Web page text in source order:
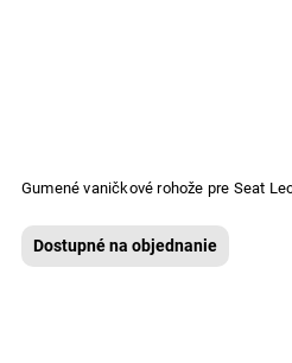
Gumené vaničkové rohože pre Seat
Dostupné na objednanie